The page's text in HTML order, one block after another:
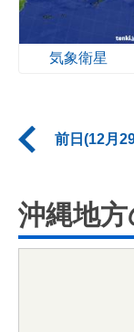
気象衛星
前日(12月
沖縄地